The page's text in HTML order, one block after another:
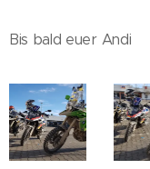
Bis bald euer Andi